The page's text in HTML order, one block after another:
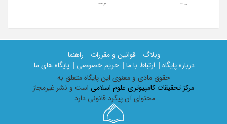
1397 1400
وبلاگ | قوانین و مقررات |
راهنما
درباره پایگاه |
ارتباط با ما | حریم خصوصی |
پایگاه های ما
حقوق مادی و معنوی اين پايگاه متعلق به
مرکز تحقیقات کامپیوتری علوم اسلامی است و نشر غیرمجاز
محتوای آن پیگرد قانونی دارد.